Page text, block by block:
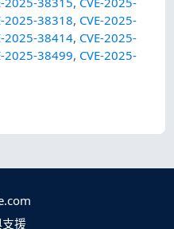
2025-38318, CVE-2025-
2025-38414, CVE-2025-
2025-38499, CVE-2025-
援